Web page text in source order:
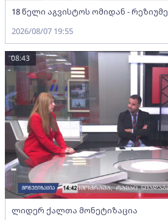
18 წელი აგვისტოს ომიდან - რეზიუმე
2026/08/07 19:55
ლიდერ ქალთა მონეტიზაცია
08:43